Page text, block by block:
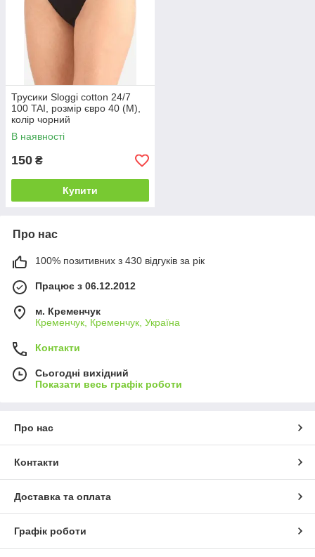
Трусики Sloggi cotton 24/7
100 TAI, розмір євро 40 (M),
колір чорний
В наявності
150 ₴
Купити
Про нас
100% позитивних з 430 відгуків за рік
Працює з 06.12.2012
м. Кременчук
Кременчук, Кременчук, Україна
Контакти
Сьогодні вихідний
Показати весь графік роботи
Про нас
Контакти
Доставка та оплата
Графік роботи